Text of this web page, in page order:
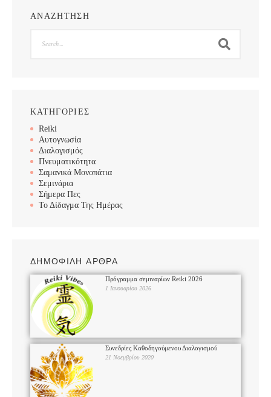
ΑΝΑΖΗΤΗΣΗ
ΚΑΤΗΓΟΡΙΕΣ
Reiki
Αυτογνωσία
Διαλογισμός
Πνευματικότητα
Σαμανικά Μονοπάτια
Σεμινάρια
Σήμερα Πες
Το Δίδαγμα Της Ημέρας
ΔΗΜΟΦΙΛΗ ΑΡΘΡΑ
Πρόγραμμα σεμιναρίων Reiki 2026
1 Ιανουαρίου 2026
Συνεδρίες Καθοδηγούμενου Διαλογισμού
21 Νοεμβρίου 2020